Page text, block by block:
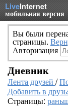
LiveInternet
мобильная версия
Вы были
страницы.
Авторизация
Дневник
Лента друзей /
Добавить в
Страницы: